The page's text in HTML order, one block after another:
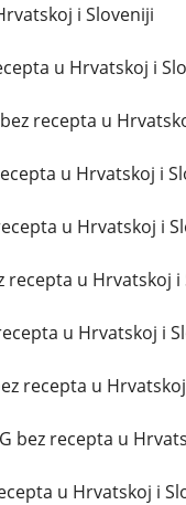
i Sloveniji
u Hrvatskoj i
recepta u
u Hrvatskoj i
u Hrvatskoj i
recepta u Hrvatskoj i
u Hrvatskoj i
recepta u
bez recepta u
u Hrvatskoj i